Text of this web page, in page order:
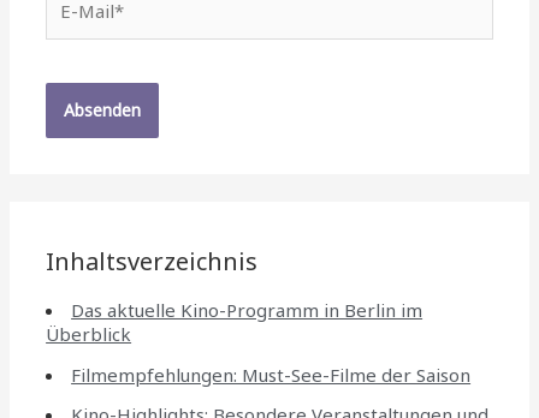
Mail*
Inhaltsverzeichnis
Das aktuelle Kino-Programm in Berlin im
Überblick
Filmempfehlungen: Must-See-Filme der Saison